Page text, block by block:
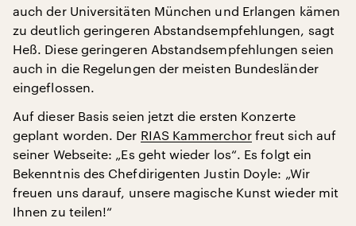
auch der Universitäten München und Erlangen kämen
zu deutlich geringeren Abstandsempfehlungen, sagt
Heß. Diese geringeren Abstandsempfehlungen seien
auch in die Regelungen der meisten Bundesländer
eingeflossen.
Auf dieser Basis seien jetzt die ersten Konzerte
geplant worden. Der RIAS Kammerchorfreut sich auf
seiner Webseite: „Es geht wieder los“. Es folgt ein
Bekenntnis des Chefdirigenten Justin Doyle: „Wir
freuen uns darauf, unsere magische Kunst wieder mit
Ihnen zu teilen!“